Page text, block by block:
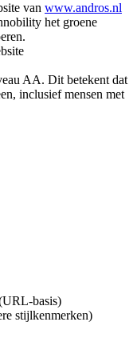
van www.andros.nl
het groene
AA. Dit betekent dat
inclusief mensen met
basis)
stijlkenmerken)